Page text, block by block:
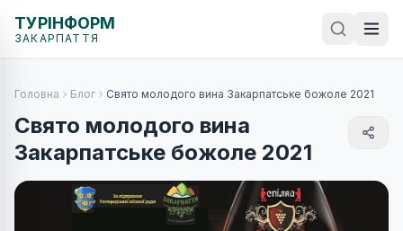
ТУРІНФОРМ
ЗАКАРПАТТЯ
Головна Блог Свято молодого вина Закарпатське божоле 2021
Свято молодого вина
Закарпатське божоле 2021